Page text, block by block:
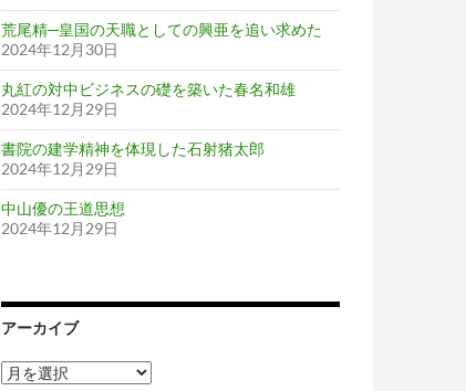
荒尾精─皇国の天職としての興亜を追い求めた
2024年12月30日
丸紅の対中ビジネスの礎を築いた春名和雄
2024年12月29日
書院の建学精神を体現した石射猪太郎
2024年12月29日
中山優の王道思想
2024年12月29日
アーカイブ
ア